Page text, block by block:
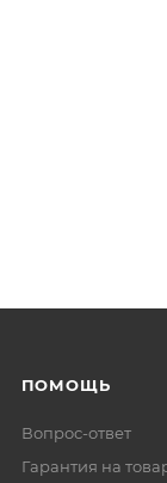
Вопрос-ответ